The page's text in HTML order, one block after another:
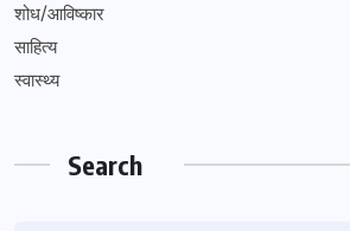
शोध/आविष्कार
साहित्य
स्वास्थ्य
Search